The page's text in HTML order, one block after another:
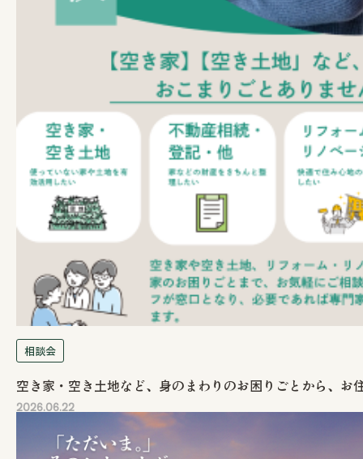
相談会
空き家・空き土地など、身のまわりのお困りごとから、お
2026.06.22